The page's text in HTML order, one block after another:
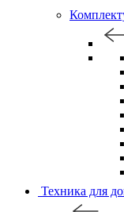
Техника для